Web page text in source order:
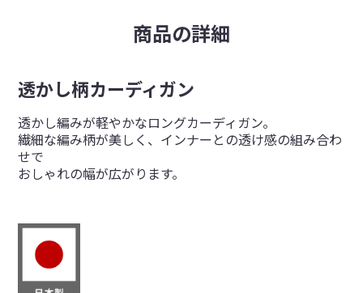
商品の詳細
透かし柄カーディガン
透かし編みが軽やかなロングカーディガン。
繊細な編み柄が美しく、インナーとの透け感の組み合わ
せで
おしゃれの幅が広がります。